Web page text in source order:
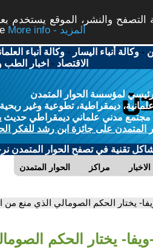
والنشر، الموقع يستخدم
More info - المزيد
-وكالة أنباء اليسار -وكالة أنباء
الاقتصاد - اخبار الطب
لمؤسسة الحوار المتمدن
ديمقراطية، تطوعية وغير ربحية
مدني علماني ديمقراطي حديث
المتمدن على جائزة ابن رشد للفكر
تقنية في تصفح الحوار المتمدن
الحوار المتمدن مراكز الاخبار
يختار الحكم الصومالي الذي منع من
يختار الحكم